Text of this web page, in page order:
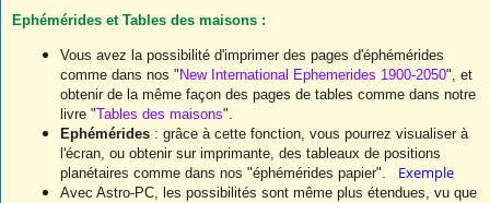
Ephémérides et Tables des maisons :
Vous avez la possibilité d'imprimer des pages d'éphémérides
comme dans nos " New International Ephemerides 1900-2050", et
obtenir de la même façon des pages de tables comme dans notre
livre "Tables des maisons".
Ephémérides : grâce à cette fonction, vous pourrez visualiser à
l'écran, ou obtenir sur imprimante, des tableaux de positions
planétaires comme dans nos "éphémérides papier".
Exemple
Avec Astro-PC, les possibilités sont même plus étendues, vu que